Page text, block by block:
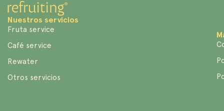
Nuestros servicios
Fruta service
Café service
Rewater
Otros servicios